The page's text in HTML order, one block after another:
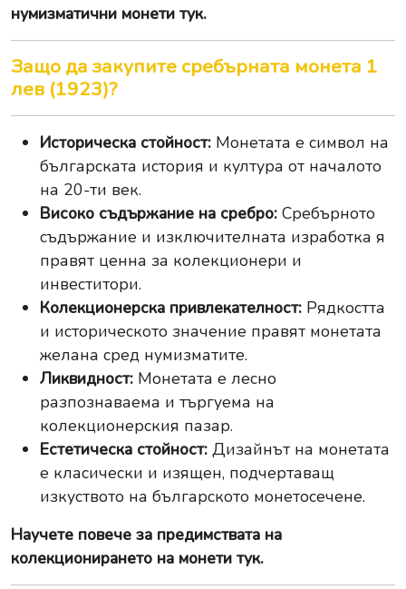
нумизматични монети тук.
Защо да закупите сребърната монета 1
лев (1923)?
Историческа стойност: Монетата е символ на
българската история и култура от началото
на 20-ти век.
Високо съдържание на сребро: Сребърното
съдържание и изключителната изработка я
правят ценна за колекционери и
инвеститори.
Колекционерска привлекателност: Рядкостта
и историческото значение правят монетата
желана сред нумизматите.
Ликвидност: Монетата е лесно
разпознаваема и търгуема на
колекционерския пазар.
Естетическа стойност: Дизайнът на монетата
е класически и изящен, подчертаващ
изкуството на българското монетосечене.
Научете повече за предимствата на
колекционирането на монети тук.